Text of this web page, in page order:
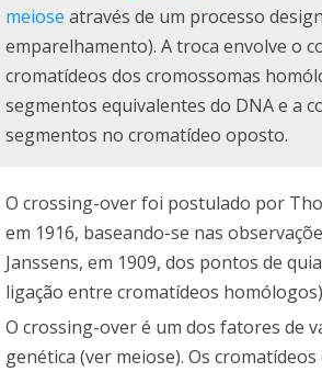
meiose através de um processo
emparelhamento). A troca envolve o
cromatídeos dos cromossomas
segmentos equivalentes do DNA e a
segmentos no cromatídeo oposto.
O crossing-over foi postulado por
em 1916, baseando-se nas
Janssens, em 1909, dos pontos de
ligação entre cromatídeos
O crossing-over é um dos fatores de
genética (ver meiose). Os